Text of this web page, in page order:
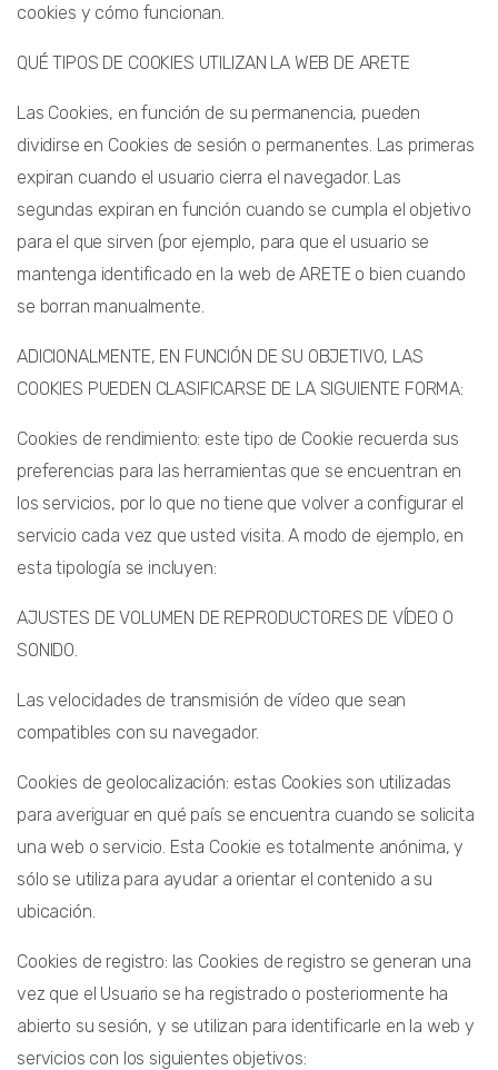
cookies y cómo funcionan.
QUÉ TIPOS DE COOKIES UTILIZAN LA WEB DE ARETE
Las Cookies, en función de su permanencia, pueden
dividirse en Cookies de sesión o permanentes. Las primeras
expiran cuando el usuario cierra el navegador. Las
segundas expiran en función cuando se cumpla el objetivo
para el que sirven (por ejemplo, para que el usuario se
mantenga identificado en la web de ARETE o bien cuando
se borran manualmente.
ADICIONALMENTE, EN FUNCIÓN DE SU OBJETIVO, LAS
COOKIES PUEDEN CLASIFICARSE DE LA SIGUIENTE FORMA:
Cookies de rendimiento: este tipo de Cookie recuerda sus
preferencias para las herramientas que se encuentran en
los servicios, por lo que no tiene que volver a configurar el
servicio cada vez que usted visita. A modo de ejemplo, en
esta tipología se incluyen:
AJUSTES DE VOLUMEN DE REPRODUCTORES DE VÍDEO O
SONIDO.
Las velocidades de transmisión de vídeo que sean
compatibles con su navegador.
Cookies de geolocalización: estas Cookies son utilizadas
para averiguar en qué país se encuentra cuando se solicita
una web o servicio. Esta Cookie es totalmente anónima, y
sólo se utiliza para ayudar a orientar el contenido a su
ubicación.
Cookies de registro: las Cookies de registro se generan una
vez que el Usuario se ha registrado o posteriormente ha
abierto su sesión, y se utilizan para identificarle en la web y
servicios con los siguientes objetivos: